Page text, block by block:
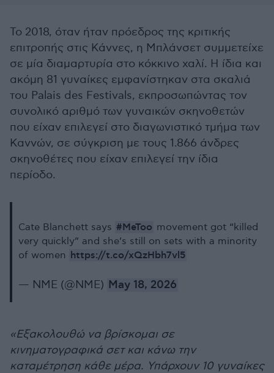
Το 2018, όταν ήταν πρόεδρος της κριτικής
επιτροπής στις Κάννες, η Μπλάνσετ συμμετείχε
σε μία διαμαρτυρία στο κόκκινο χαλί. Η ίδια και
ακόμη 81 γυναίκες εμφανίστηκαν στα σκαλιά
του Palais des Festivals, εκπροσωπώντας τον
συνολικό αριθμό των γυναικών σκηνοθετών
που είχαν επιλεγεί στο διαγωνιστικό τμήμα των
Καννών, σε σύγκριση με τους 1.866 άνδρες
σκηνοθέτες που είχαν επιλεγεί την ίδια
περίοδο.
Cate Blanchett says #MeToo movement got “killed
very quickly” and she’s still on sets with a minority
of women https://t.co/xQzHbh7vl5
— NME (@NME) May 18, 2026
«Εξακολουθώ να βρίσκομαι σε
κινηματογραφικά σετ και κάνω την
καταμέτρηση κάθε μέρα. Υπάρχουν 10 γυναίκες